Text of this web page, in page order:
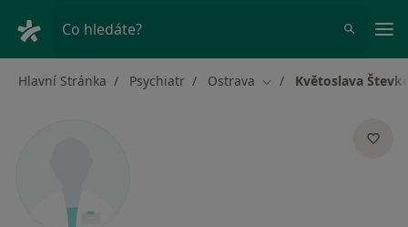
Co hledáte?
Hlavní Stránka Psychiatr Ostrava Změna města
Květoslava